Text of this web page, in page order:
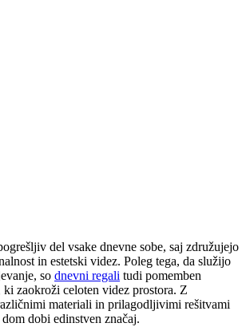
del vsake dnevne sobe, saj združujejo
in estetski videz. Poleg tega, da služijo
so dnevni regali tudi pomemben
zaokroži celoten videz prostora. Z
materiali in prilagodljivimi rešitvami
dobi edinstven značaj.